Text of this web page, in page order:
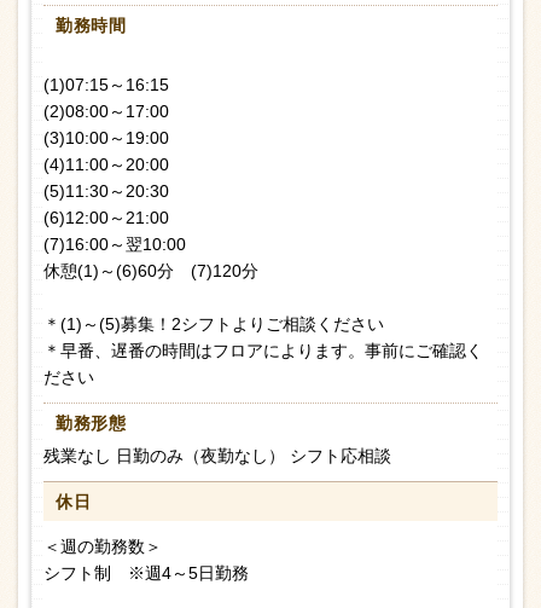
勤務時間
(1)07:15～16:15
(2)08:00～17:00
(3)10:00～19:00
(4)11:00～20:00
(5)11:30～20:30
(6)12:00～21:00
(7)16:00～翌10:00
休憩(1)～(6)60分 (7)120分
＊(1)～(5)募集！2シフトよりご相談ください
＊早番、遅番の時間はフロアによります。事前にご確認く
ださい
勤務形態
残業なし 日勤のみ（夜勤なし） シフト応相談
休日
＜週の勤務数＞
シフト制 ※週4～5日勤務